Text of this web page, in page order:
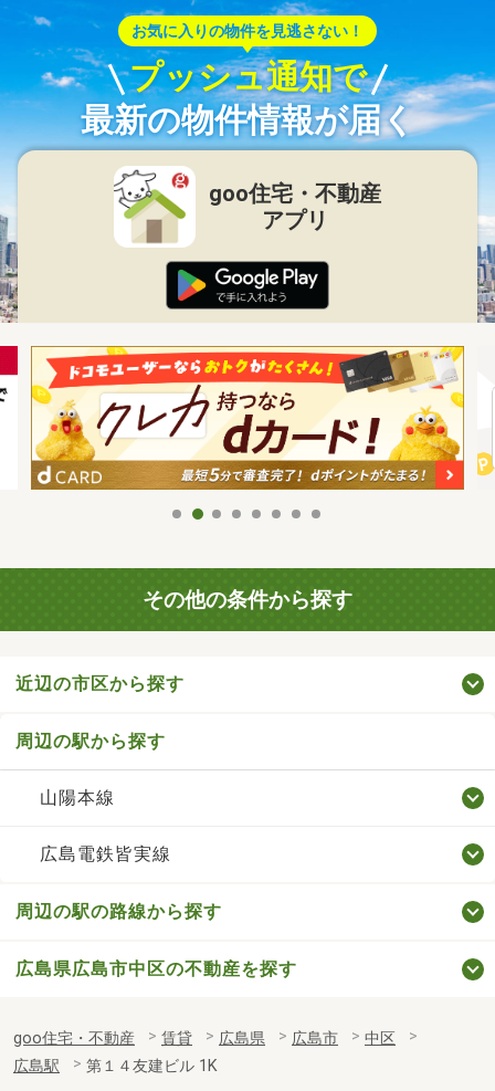
お気に入りの物件を見逃さない！
プッシュ通知で
最新の物件情報が届く
goo住宅・不動産
アプリ
その他の条件から探す
近辺の市区から探す
周辺の駅から探す
山陽本線
広島電鉄皆実線
周辺の駅の路線から探す
広島県広島市中区の不動産を探す
goo住宅・不動産 賃貸 広島県 広島市
中区
広島駅
第１４友建ビル 1K